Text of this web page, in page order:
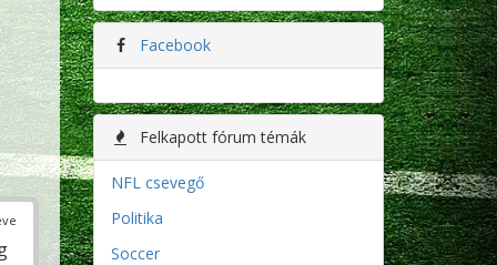
Facebook
Felkapott fórum témák
NFL csevegő
Politika
Soccer